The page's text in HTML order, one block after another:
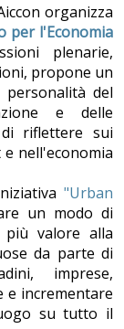
organizza
per l'Economia
plenarie,
propone un
del
e delle
riflettere sui
nell'economia
"Urban
un modo di
valore alla
da parte di
imprese,
e incrementare
su tutto il